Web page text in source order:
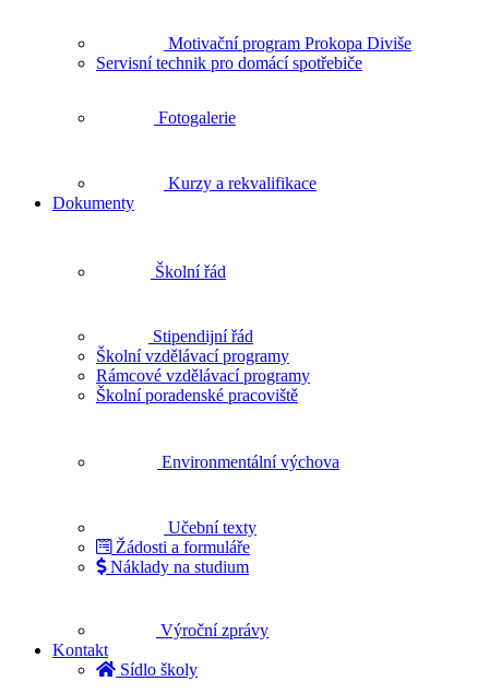
Motivační program Prokopa Diviše
Servisní technik pro domácí spotřebiče
Fotogalerie
Kurzy a rekvalifikace
Dokumenty
Školní řád
Stipendijní řád
Školní vzdělávací programy
Rámcové vzdělávací programy
Školní poradenské pracoviště
Environmentální výchova
Učební texty
Žádosti a formuláře
Náklady na studium
Výroční zprávy
Kontakt
Sídlo školy